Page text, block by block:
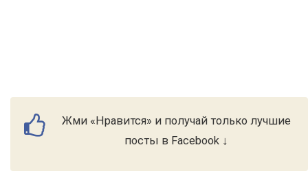
Жми «Нравится» и получай только лучшие
посты в Facebook ↓